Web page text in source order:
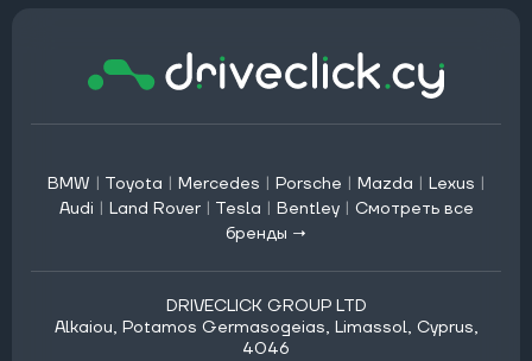
BMW | Toyota | Mercedes | Porsche | Mazda | Lexus |
Audi | Land Rover | Tesla | Bentley | Смотреть все
бренды →
DRIVECLICK GROUP LTD
Alkaiou, Potamos Germasogeias, Limassol, Cyprus,
4046